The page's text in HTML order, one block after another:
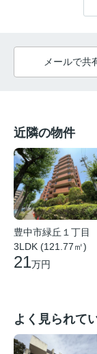
メールで共
近隣の物件
豊中市緑丘１丁目
3LDK (121.77㎡)
21万円
よく見られて